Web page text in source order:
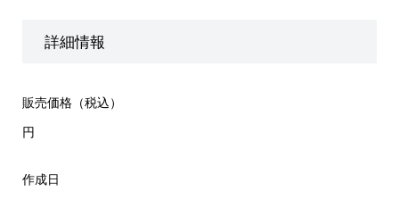
詳細情報
販売価格（税込）
円
作成日